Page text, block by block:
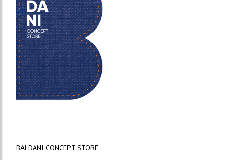
BALDANI CONCEPT STORE